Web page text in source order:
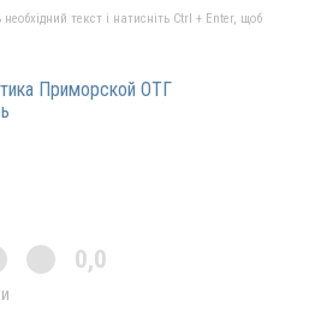
текст і натисніть Ctrl + Enter, щоб
Приморской ОТГ
0,0